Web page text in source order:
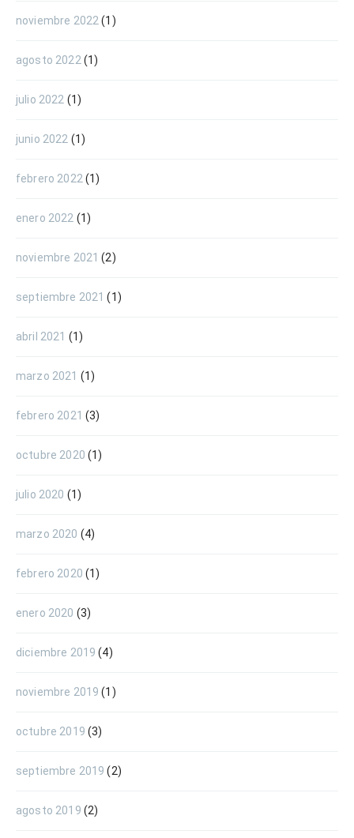
noviembre 2022 (1)
agosto 2022 (1)
julio 2022 (1)
junio 2022 (1)
febrero 2022 (1)
enero 2022 (1)
noviembre 2021 (2)
septiembre 2021 (1)
abril 2021 (1)
marzo 2021 (1)
febrero 2021 (3)
octubre 2020 (1)
julio 2020 (1)
marzo 2020 (4)
febrero 2020 (1)
enero 2020 (3)
diciembre 2019 (4)
noviembre 2019 (1)
octubre 2019 (3)
septiembre 2019 (2)
agosto 2019 (2)